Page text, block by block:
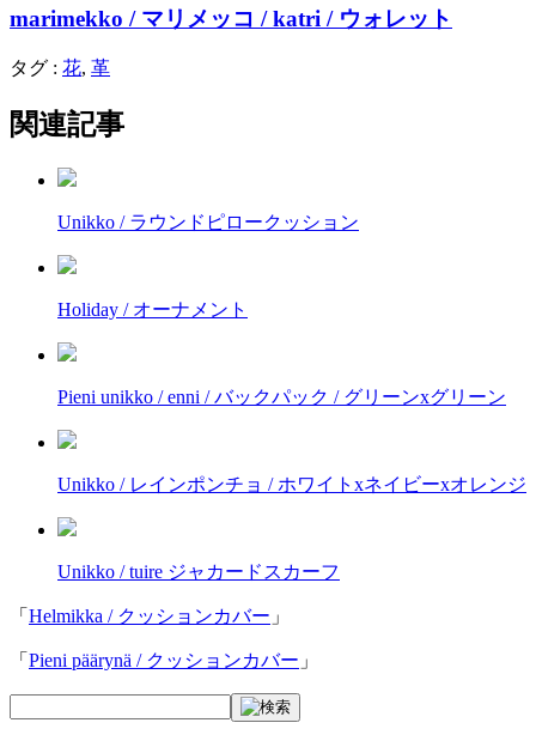
marimekko / マリメッコ / katri / ウォレット
タグ : 花, 革
関連記事
Unikko / ラウンドピロークッション
Holiday / オーナメント
Pieni unikko / enni / バックパック / グリーンxグリーン
Unikko / レインポンチョ / ホワイトxネイビーxオレンジ
Unikko / tuire ジャカードスカーフ
「 Helmikka / クッションカバー 」
「 Pieni päärynä / クッションカバー 」